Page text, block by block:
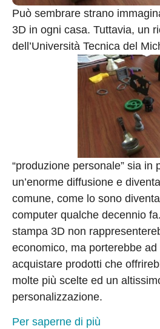
Può sembrare strano
3D in ogni casa. Tuttavia, un
dell’Università Tecnica del
“produzione personale” sia in
un’enorme diffusione e
comune, come lo sono
computer qualche decennio
stampa 3D non
economico, ma porterebbe
acquistare prodotti che
molte più scelte ed un
personalizzazione.
Per saperne di più